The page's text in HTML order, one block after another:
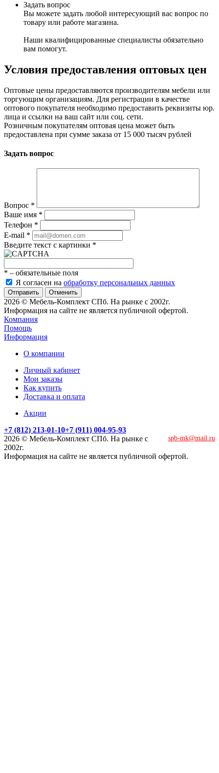
Задать вопрос
Вы можете задать любой интересующий вас вопрос по
товару или работе магазина.
Наши квалифицированные специалисты обязательно
вам помогут.
Условия предоставления оптовых цен
Оптовые цены предоставляются производителям мебели или
торгующим организациям. Для регистрации в качестве
оптового покупателя необходимо предоставить реквизиты юр.
лица и ссылки на ваш сайт или соц. сети.
Розничным покупателям оптовая цена может быть
предоставлена при сумме заказа от 15 000 тысяч рублей
Задать вопрос
Вопрос *
Ваше имя *
Телефон *
E-mail *
Введите текст с картинки *
* – обязательные поля
Я согласен на обработку персональных данных
Отменить
2026 © Мебель-Комплект СПб. На рынке с 2002г.
Информация на сайте не является публичной офертой.
Компания
Помощь
Информация
О компании
Личный кабинет
Мои заказы
Как купить
Доставка и оплата
Акции
+7 (812) 213-01-10+7 (911) 004-95-93
spb-mk@mail.ru
2026 © Мебель-Комплект СПб. На рынке с
2002г.
Информация на сайте не является публичной офертой.